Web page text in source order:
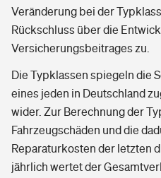
Veränderung bei der
Rückschluss über die
Versicherungsbeitrages zu.
Die Typklassen spiegeln die
eines jeden in Deutschland
wider. Zur Berechnung der
Fahrzeugschäden und die
Reparaturkosten der letzten
jährlich wertet der